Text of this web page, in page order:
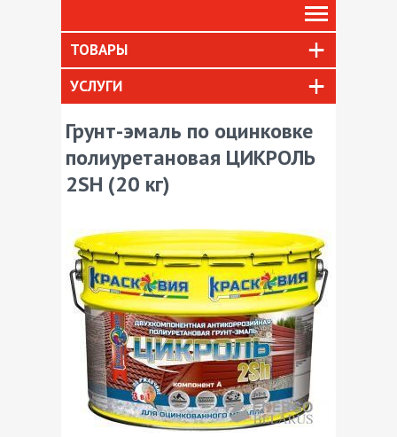
ТОВАРЫ
УСЛУГИ
Грунт-эмаль по оцинковке
полиуретановая ЦИКРОЛЬ
2SH (20 кг)